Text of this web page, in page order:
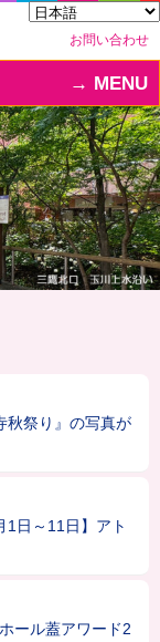
お問い合わせ
MENU
秋祭り』の写真が
1日～11日】アト
ール蓋アワード2